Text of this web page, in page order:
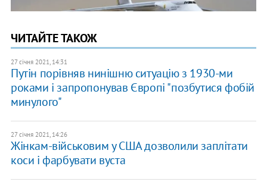
ЧИТАЙТЕ ТАКОЖ
27 січня 2021, 14:31
Путін порівняв нинішню ситуацію з 1930-ми
роками і запропонував Європі "позбутися фобій
минулого"
27 січня 2021, 14:26
Жінкам-військовим у США дозволили заплітати
коси і фарбувати вуста